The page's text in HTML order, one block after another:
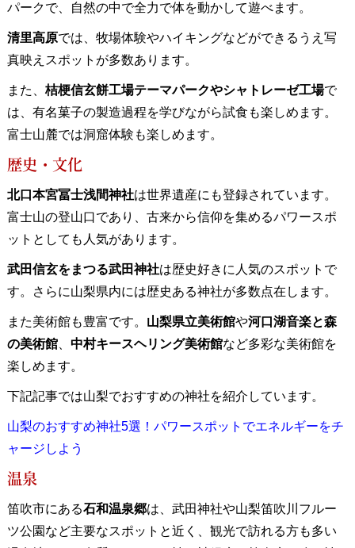
パークで、自然の中で全力で体を動かして遊べます。
清里高原では、牧場体験やハイキングなどができるうえ写
真映えスポットが多数あります。
また、 桔梗信玄餅工場テーマパークやシャトレーゼ工場で
は、有名菓子の製造過程を学びながら試食も楽しめます。
富士山麓では洞窟体験も楽しめます。
歴史・文化
北口本宮冨士浅間神社は世界遺産にも登録されています。
富士山の登山口であり、古来から信仰を集めるパワースポ
ットとしても人気があります。
武田信玄をまつる武田神社は歴史好きに人気のスポットで
す。さらに山梨県内には歴史ある神社が多数点在します。
また美術館も豊富です。 山梨県立美術館や河口湖音楽と森
の美術館、 中村キースヘリング美術館など多彩な美術館を
楽しめます。
下記記事では山梨でおすすめの神社を紹介しています。
山梨のおすすめ神社5選！パワースポットでエネルギーをチ
ャージしよう
温泉
笛吹市にある石和温泉郷は、武田神社や山梨笛吹川フルー
ツ公園など主要なスポットと近く、観光で訪れる方も多い